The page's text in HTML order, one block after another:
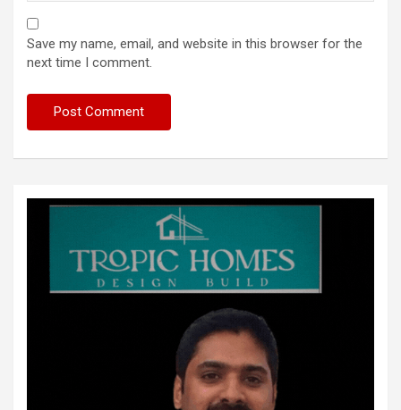
Save my name, email, and website in this browser for the
next time I comment.